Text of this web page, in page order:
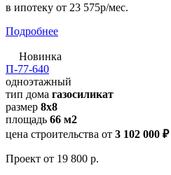
в ипотеку от 23 575р/мес.
Подробнее
Новинка
П-77-640
одноэтажный
тип дома газосиликат
размер 8x8
площадь 66 м2
цена строительства от 3 102 000 ₽
Проект от 19 800 р.